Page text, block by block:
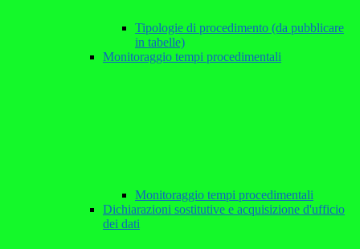
Tipologie di procedimento (da pubblicare
in tabelle)
Monitoraggio tempi procedimentali
Monitoraggio tempi procedimentali
Dichiarazioni sostitutive e acquisizione d'ufficio
dei dati